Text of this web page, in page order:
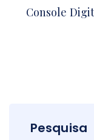
Console
Pesquisa